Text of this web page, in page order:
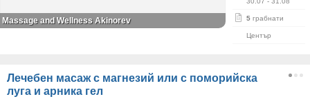
5 грабнати
Център
Massage and Wellness Akinorev
Лечебен масаж с магнезий или с поморийска
луга и арника гел